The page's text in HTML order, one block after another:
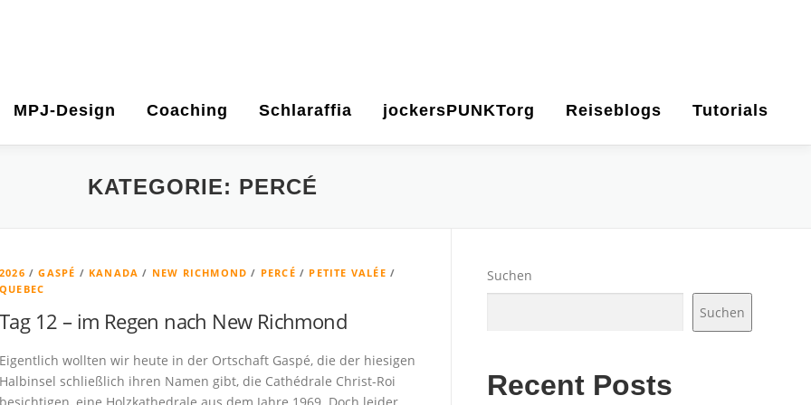
MPJ-Design Coaching Schlaraffia jockersPUNKTorg Reiseblogs Tutorials
KATEGORIE: PERCÉ
2026 /GASPÉ / KANADA / NEW RICHMOND / PERCÉ / PETITE VALÉE /
QUEBEC
Tag 12 – im Regen nach New Richmond
Eigentlich wollten wir heute in der Ortschaft Gaspé, die der hiesigen
Halbinsel schließlich ihren Namen gibt, die Cathédrale Christ-Roi
Suchen
Suchen
Recent Posts